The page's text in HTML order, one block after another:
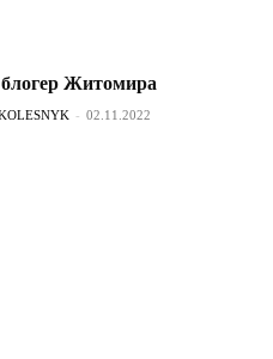
Житомира
- 02.11.2022